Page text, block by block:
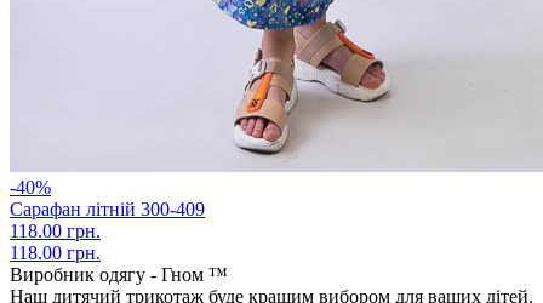
-40%
Сарафан літній 300-409
118.00 грн.
118.00 грн.
Виробник одягу - Гном ™
Наш дитячий трикотаж буде кращим вибором для ваших дітей.